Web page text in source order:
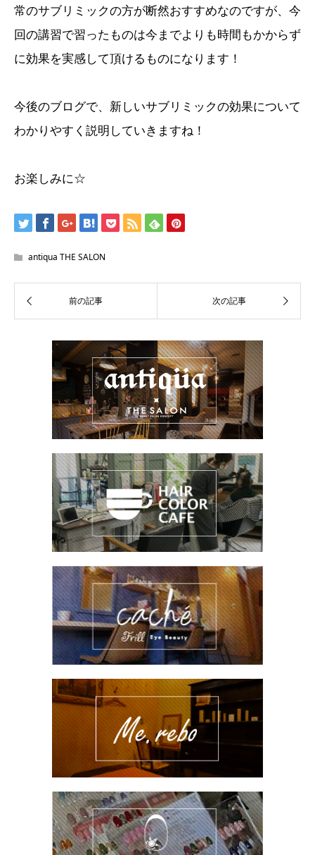
常のサブリミックの方が断然おすすめなのですが、今
回の講習で習ったものは今までよりも時間もかからず
に効果を実感して頂けるものになります！
今後のブログで、新しいサブリミックの効果について
わかりやすく説明していきますね！
お楽しみに☆
antiqua THE SALON